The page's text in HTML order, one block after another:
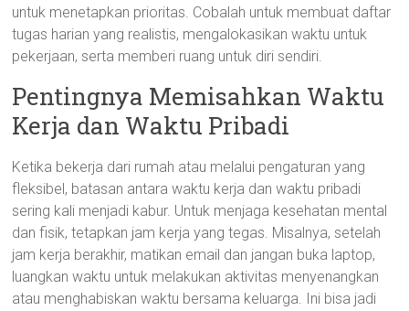
untuk menetapkan prioritas. Cobalah untuk membuat daftar
tugas harian yang realistis, mengalokasikan waktu untuk
pekerjaan, serta memberi ruang untuk diri sendiri.
Pentingnya Memisahkan Waktu
Kerja dan Waktu Pribadi
Ketika bekerja dari rumah atau melalui pengaturan yang
fleksibel, batasan antara waktu kerja dan waktu pribadi
sering kali menjadi kabur. Untuk menjaga kesehatan mental
dan fisik, tetapkan jam kerja yang tegas. Misalnya, setelah
jam kerja berakhir, matikan email dan jangan buka laptop,
luangkan waktu untuk melakukan aktivitas menyenangkan
atau menghabiskan waktu bersama keluarga. Ini bisa jadi